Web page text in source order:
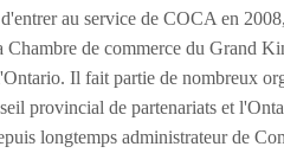
au service de COCA en
de commerce du Grand
Il fait partie de nombreux
provincial de partenariats et
longtemps administrateur de